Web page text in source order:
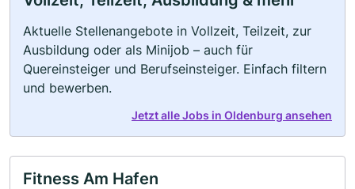
Aktuelle Stellenangebote in Vollzeit, Teilzeit, zur
Ausbildung oder als Minijob – auch für
Quereinsteiger und Berufseinsteiger. Einfach filtern
und bewerben.
Jetzt alle Jobs in Oldenburg ansehen
Fitness Am Hafen